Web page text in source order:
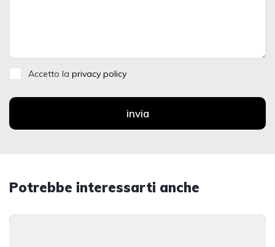
Accetto la privacy policy
invia
Potrebbe interessarti anche